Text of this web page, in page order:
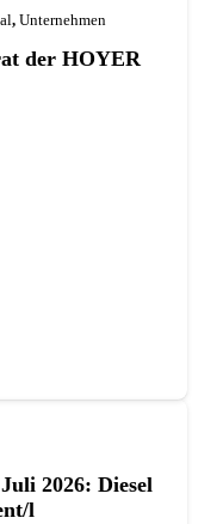
, Unternehmen
der HOYER
2026: Diesel
l